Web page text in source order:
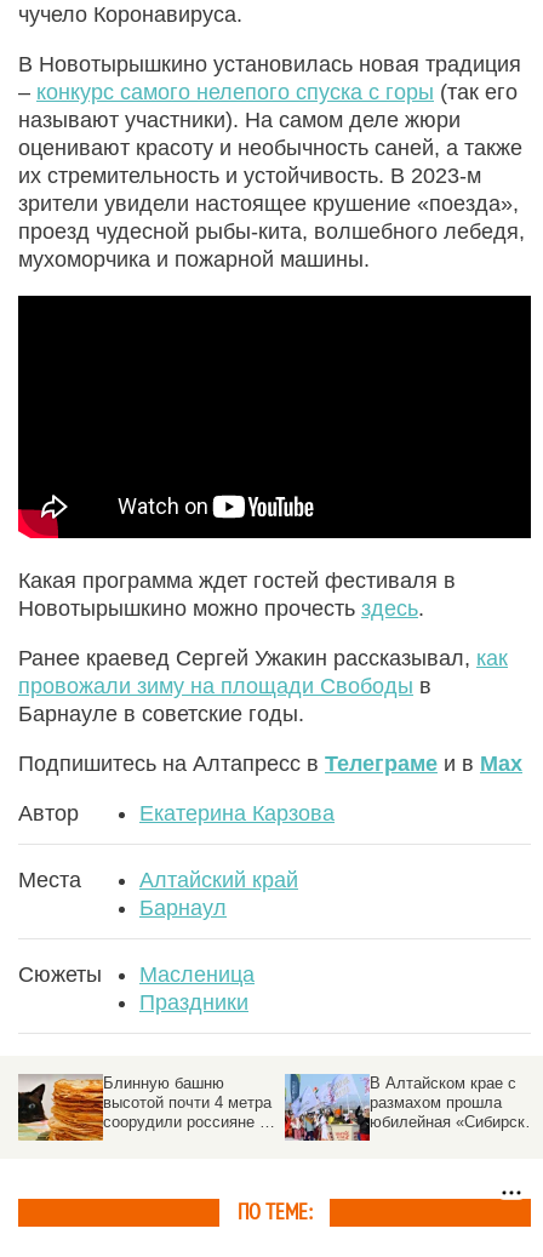
чучело Коронавируса.
В Новотырышкино установилась новая традиция
– конкурс самого нелепого спуска с горы (так его
называют участники). На самом деле жюри
оценивают красоту и необычность саней, а также
их стремительность и устойчивость. В 2023-м
зрители увидели настоящее крушение «поезда»,
проезд чудесной рыбы-кита, волшебного лебедя,
мухоморчика и пожарной машины.
Какая программа ждет гостей фестиваля в
Новотырышкино можно прочесть здесь.
Ранее краевед Сергей Ужакин рассказывал, как
провожали зиму на площади Свободы в
Барнауле в советские годы.
Подпишитесь на Алтапресс в Телеграме и в Max
Автор Екатерина Карзова
Места
Алтайский край
Барнаул
Сюжеты
Масленица
Праздники
Блинную башню
высотой почти 4 метра
соорудили россияне во
В Алтайском крае с
размахом прошла
юбилейная «Сибирская
ПО ТЕМЕ: